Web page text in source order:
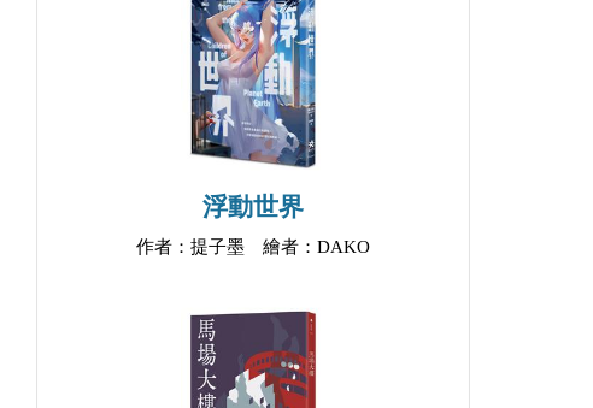
浮動世界
作者：提子墨 繪者：DAKO